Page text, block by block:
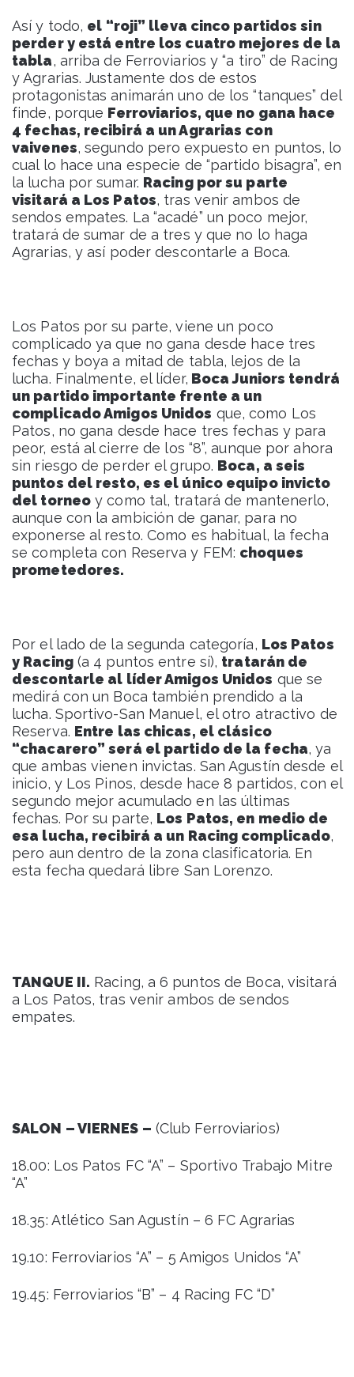
Así y todo, el “roji” lleva cinco partidos sin
perder y está entre los cuatro mejores de la
tabla, arriba de Ferroviarios y “a tiro” de Racing
y Agrarias. Justamente dos de estos
protagonistas animarán uno de los “tanques” del
finde, porque Ferroviarios, que no gana hace
4 fechas, recibirá a un Agrarias con
vaivenes, segundo pero expuesto en puntos, lo
cual lo hace una especie de “partido bisagra”, en
la lucha por sumar. Racing por su parte
visitará a Los Patos, tras venir ambos de
sendos empates. La “acadé” un poco mejor,
tratará de sumar de a tres y que no lo haga
Agrarias, y así poder descontarle a Boca.
Los Patos por su parte, viene un poco
complicado ya que no gana desde hace tres
fechas y boya a mitad de tabla, lejos de la
lucha. Finalmente, el líder, Boca Juniors tendrá
un partido importante frente a un
complicado Amigos Unidos que, como Los
Patos, no gana desde hace tres fechas y para
peor, está al cierre de los “8”, aunque por ahora
sin riesgo de perder el grupo. Boca, a seis
puntos del resto, es el único equipo invicto
del torneo y como tal, tratará de mantenerlo,
aunque con la ambición de ganar, para no
exponerse al resto. Como es habitual, la fecha
se completa con Reserva y FEM: choques
prometedores.
Por el lado de la segunda categoría, Los Patos
y Racing(a 4 puntos entre sí), tratarán de
descontarle al líder Amigos Unidos que se
medirá con un Boca también prendido a la
lucha. Sportivo-San Manuel, el otro atractivo de
Reserva. Entre las chicas, el clásico
“chacarero” será el partido de la fecha, ya
que ambas vienen invictas. San Agustín desde el
inicio, y Los Pinos, desde hace 8 partidos, con el
segundo mejor acumulado en las últimas
fechas. Por su parte, Los Patos, en medio de
esa lucha, recibirá a un Racing complicado,
pero aun dentro de la zona clasificatoria. En
esta fecha quedará libre San Lorenzo.
TANQUE II. Racing, a 6 puntos de Boca, visitará
a Los Patos, tras venir ambos de sendos
empates.
SALON – VIERNES – (Club Ferroviarios)
18.00: Los Patos FC “A” – Sportivo Trabajo Mitre
“A”
18.35: Atlético San Agustín – 6 FC Agrarias
19.10: Ferroviarios “A” – 5 Amigos Unidos “A”
19.45: Ferroviarios “B” – 4 Racing FC “D”